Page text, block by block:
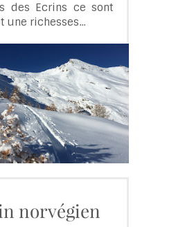
des Ecrins ce sont
une richesses...
norvégien